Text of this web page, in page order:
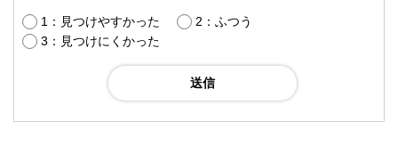
1：見つけやすかった
2：ふつう
3：見つけにくかった